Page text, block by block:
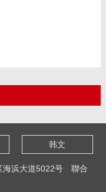
韩文
海浜大道5022号 聯合